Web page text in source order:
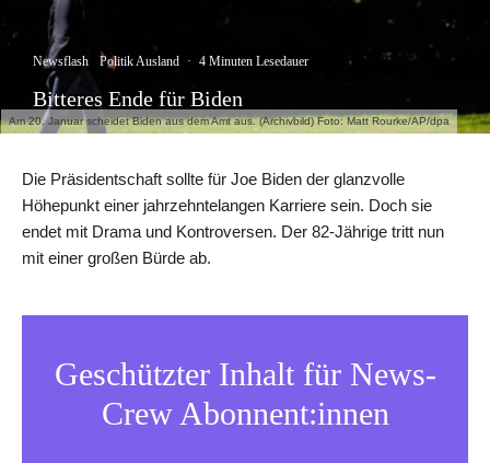
Am 20. Januar scheidet Biden aus dem Amt aus. (Archivbild) Foto: Matt Rourke/AP/dpa
Newsflash Politik Ausland · 4 Minuten Lesedauer
Bitteres Ende für Biden
Die Präsidentschaft sollte für Joe Biden der glanzvolle
Höhepunkt einer jahrzehntelangen Karriere sein. Doch sie
endet mit Drama und Kontroversen. Der 82-Jährige tritt nun
mit einer großen Bürde ab.
Geschützter Inhalt für News-
Crew Abonnent:innen